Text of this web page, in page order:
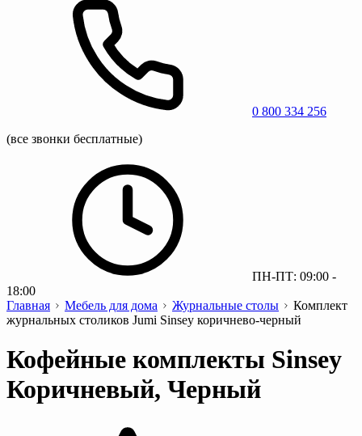
0 800 334 256
(все звонки бесплатные)
ПН-ПТ: 09:00 -
18:00
Главная
Мебель для дома Журнальные столы
Комплект
журнальных столиков Jumi Sinsey коричнево-черный
Кофейные комплекты Sinsey
Коричневый, Черный